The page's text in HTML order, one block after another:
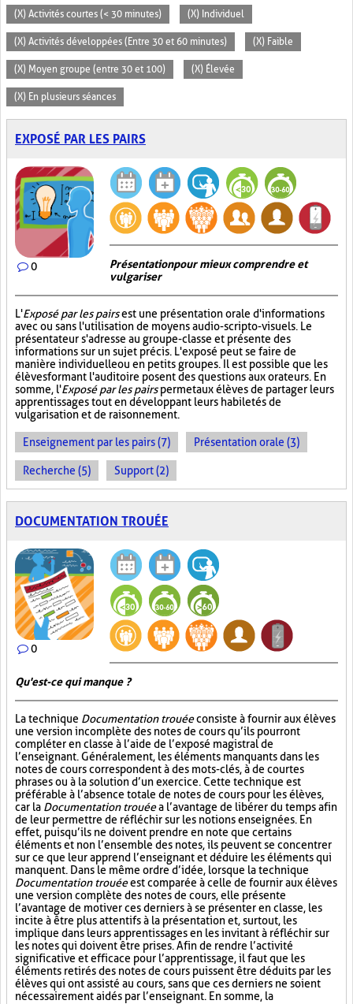
(X) Activités courtes (< 30 minutes) (X) Individuel
(X) Activités développées (Entre 30 et 60 minutes) (X) Faible
(X) Moyen groupe (entre 30 et 100) (X) Élevée
(X) En plusieurs séances
EXPOSÉ PAR LES PAIRS
0
Présentation pour mieux comprendre et
vulgariser
L'Exposé par les pairsest une présentation orale d'informations
avec ou sans l'utilisation de moyens audio-scripto-visuels. Le
présentateur s'adresse au groupe-classe et présente des
informations sur un sujet précis. L'exposé peut se faire de
manière individuelle ou en petits groupes. Il est possible que les
élèves formant l'auditoire posent des questions aux orateurs. En
somme, l'Exposé par les pairspermet aux élèves de partager leurs
apprentissages tout en développant leurs habiletés de
vulgarisation et de raisonnement.
Enseignement par les pairs (7) Présentation orale (3)
Recherche (5) Support (2)
DOCUMENTATION TROUÉE
0
Qu'est-ce qui manque ?
La technique Documentation trouéeconsiste à fournir aux élèves
une version incomplète des notes de cours qu’ils pourront
compléter en classe à l’aide de l’exposé magistral de
l’enseignant. Généralement, les éléments manquants dans les
notes de cours correspondent à des mots-clés, à de courtes
phrases ou à la solution d’un exercice. Cette technique est
préférable à l’absence totale de notes de cours pour les élèves,
car la Documentation trouéea l’avantage de libérer du temps afin
de leur permettre de réfléchir sur les notions enseignées. En
effet, puisqu’ils ne doivent prendre en note que certains
éléments et non l’ensemble des notes, ils peuvent se concentrer
sur ce que leur apprend l’enseignant et déduire les éléments qui
manquent. Dans le même ordre d’idée, lorsque la technique
Documentation trouéeest comparée à celle de fournir aux élèves
une version complète des notes de cours, elle présente
l’avantage de motiver ces derniers à se présenter en classe, les
incite à être plus attentifs à la présentation et, surtout, les
implique dans leurs apprentissages en les invitant à réfléchir sur
les notes qui doivent être prises. Afin de rendre l’activité
significative et efficace pour l’apprentissage, il faut que les
éléments retirés des notes de cours puissent être déduits par les
élèves qui ont assisté au cours, sans que ces derniers ne soient
nécessairement aidés par l’enseignant. En somme, la